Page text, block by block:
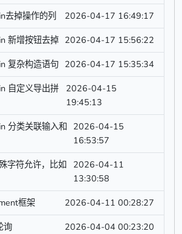
去掉操作的列
2026-04-17 16:49:17
新增按钮去掉 2026-04-17 15:56:22
复杂构造语句 2026-04-17 15:35:34
自定义导出拼
2026-04-15
19:45:13
分类关联输入和 2026-04-15
16:53:57
字符允许，比如 2026-04-11
13:30:58
框架
2026-04-11 00:28:27
询 2026-04-04 00:23:20